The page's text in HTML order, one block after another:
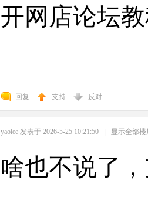
开网店论坛
回复 支持 反对
yaolee 发表于 2026-5-25 10:21:50 | 显示全部楼
啥也不说了